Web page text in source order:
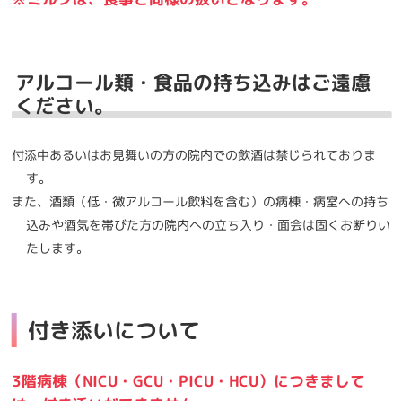
アルコール類・食品の持ち込みはご遠慮
ください。
付添中あるいはお見舞いの方の院内での飲酒は禁じられておりま
す。
また、酒類（低・微アルコール飲料を含む）の病棟・病室への持ち
込みや酒気を帯びた方の院内への立ち入り・面会は固くお断りい
たします。
付き添いについて
3階病棟（NICU・GCU・PICU・HCU）につきまして